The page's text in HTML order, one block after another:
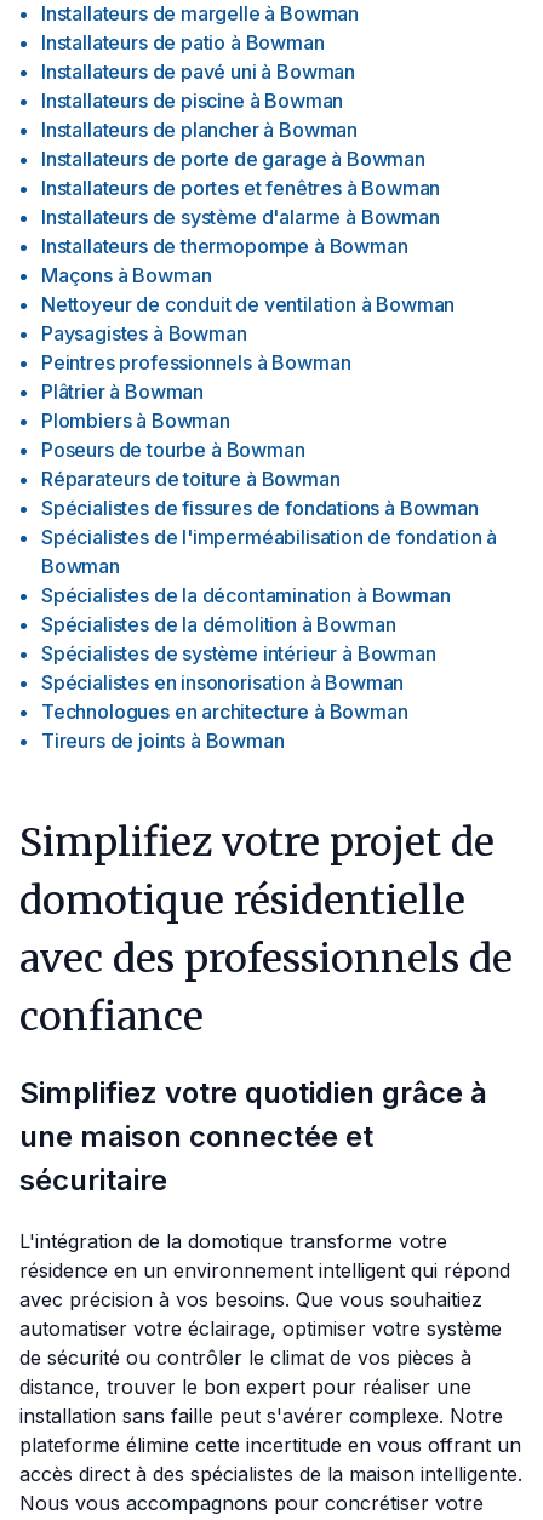
Installateurs de margelle à Bowman
Installateurs de patio à Bowman
Installateurs de pavé uni à Bowman
Installateurs de piscine à Bowman
Installateurs de plancher à Bowman
Installateurs de porte de garage à Bowman
Installateurs de portes et fenêtres à Bowman
Installateurs de système d'alarme à Bowman
Installateurs de thermopompe à Bowman
Maçons à Bowman
Nettoyeur de conduit de ventilation à Bowman
Paysagistes à Bowman
Peintres professionnels à Bowman
Plâtrier à Bowman
Plombiers à Bowman
Poseurs de tourbe à Bowman
Réparateurs de toiture à Bowman
Spécialistes de fissures de fondations à Bowman
Spécialistes de l'imperméabilisation de fondation à
Bowman
Spécialistes de la décontamination à Bowman
Spécialistes de la démolition à Bowman
Spécialistes de système intérieur à Bowman
Spécialistes en insonorisation à Bowman
Technologues en architecture à Bowman
Tireurs de joints à Bowman
Simplifiez votre projet de
domotique résidentielle
avec des professionnels de
confiance
Simplifiez votre quotidien grâce à
une maison connectée et
sécuritaire
L'intégration de la domotique transforme votre
résidence en un environnement intelligent qui répond
avec précision à vos besoins. Que vous souhaitiez
automatiser votre éclairage, optimiser votre système
de sécurité ou contrôler le climat de vos pièces à
distance, trouver le bon expert pour réaliser une
installation sans faille peut s'avérer complexe. Notre
plateforme élimine cette incertitude en vous offrant un
accès direct à des spécialistes de la maison intelligente.
Nous vous accompagnons pour concrétiser votre